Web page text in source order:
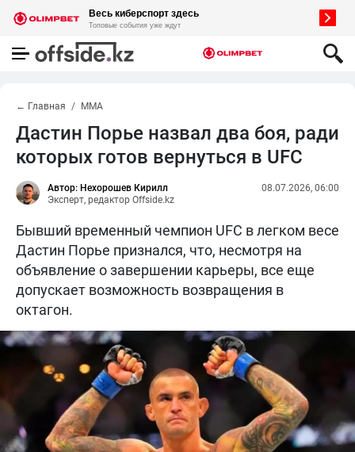
← Главная MMA
Дастин Порье назвал два боя, ради
которых готов вернуться в UFC
Автор: Нехорошев Кирилл
Эксперт, редактор Offside.kz
08.07.2026, 06:00
Бывший временный чемпион UFC в легком весе
Дастин Порье признался, что, несмотря на
объявление о завершении карьеры, все еще
допускает возможность возвращения в
октагон.